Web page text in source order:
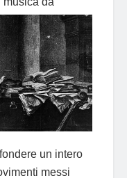
un intero
messi